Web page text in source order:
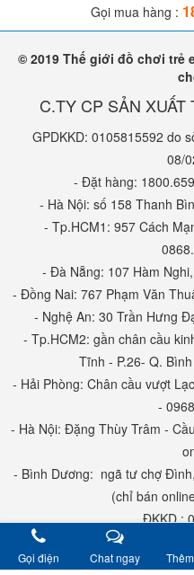
Gọi mua hàng :
© 2019 Thế giới đồ chơi trẻ
C.TY CP SẢN
GPDKKD: 0105815592 do
08/
- Đặt hàng:
- Hà Nội: số 158 Thanh
- Tp.HCM1: 957 Cách
- Đà Nẵng: 107 Hàm
- Đồng Nai: 767 Phạm Văn
- Nghệ An: 30 Trần Hưng
- Tp.HCM2: gần chân cầu
Tĩnh - P.26- Q.
- Hải Phòng: Chân cầu vượt
-
- Hà Nội: Đặng Thùy Trâm -
- Bình Dương: ngã tư chợ
(chỉ bán
ĐKKD :
Gọi điện Chat ngay